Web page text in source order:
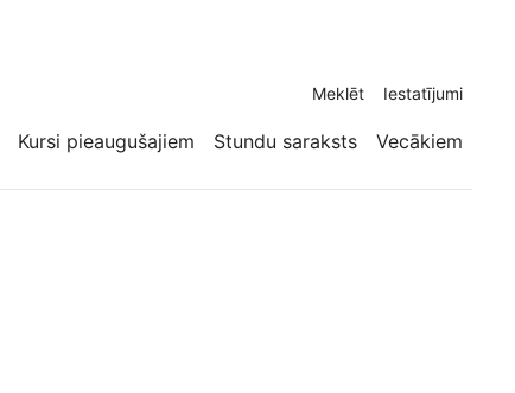
Meklēt Iestatījumi
Kursi pieaugušajiem Stundu saraksts Vecākiem